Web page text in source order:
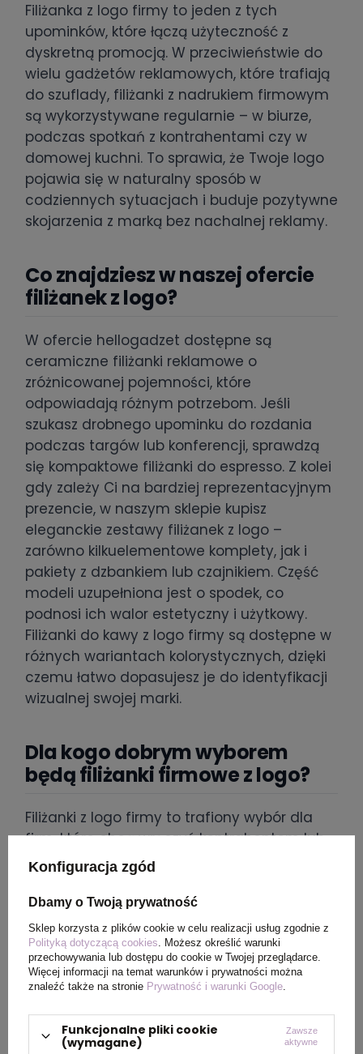
Filiżanka z logo firmy to jeden z tych
upominków, które łączą użyteczność z
dyskretną promocją. W przeciwieństwie do
wielu gadżetów reklamowych, które trafiają
do szuflady, filiżanki z nadrukiem firmowym
są wykorzystywane regularnie – w biurze,
podczas spotkań z kontrahentami czy w
domowej kuchni. To sprawia, że Twoje logo
pojawia się w naturalny sposób w
codziennych sytuacjach i buduje pozytywne
skojarzenia z marką bez nachalnej reklamy.
Co znajdziesz w naszej ofercie
filiżanek z logo?
W ofercie hellogadzet dostępne są
ceramiczne filiżanki reklamowe o
zróżnicowanej pojemności, które
odpowiadają różnym potrzebom. Jeśli
szukasz drobnego upominku do rozdania
podczas targów lub konferencji, sprawdzą
się kompaktowe filiżanki do espresso. Z kolei
gdy zależy Ci na bardziej reprezentacyjnym
prezencie, w naszym sklepie kupisz
eleganckie zestawy filiżanek z logo –
zarówno kilkuelementowe komplety, jak i
pakiety z dzbankiem lub czajnikiem. Część
modeli uzupełniona jest o spodek, co
podnosi ich walor estetyczny i użytkowy.
Filiżanki do kawy z logo firmy są dostępne w
różnych wariantach kolorystycznych, dzięki
czemu łatwo dopasujesz je do identyfikacji
wizualnej swojej marki.
Dla kogo dobrym wyborem
będą filiżanki firmowe z logo?
Filiżanki z logo firmy to trafiony wybór dla
firm, które chcą wręczyć kontrahentom lub
pracownikom elegancki gadżet. Szczególnie
dobrze sprawdzają się w branżach, w
których kultura picia kawy ma duże
znaczenie – gastronomii, hotelarstwie czy
sektorze biurowym. Zestawy filiżanek z logo
mogą posłużyć również jako wyposażenie
sal konferencyjnych lub stref recepcyjnych,
oczach gości i klientów. Filiżanka z własnym
logo wręczona podczas spotkania
Konfiguracja zgód
Dbamy o Twoją prywatność
Sklep korzysta z plików cookie w celu realizacji usług zgodnie z
Polityką dotyczącą cookies . Możesz określić warunki
przechowywania lub dostępu do cookie w Twojej przeglądarce.
Więcej informacji na temat warunków i prywatności można
znaleźć także na stronie Prywatność i warunki Google
Funkcjonalne pliki cookie
(wymagane)
Zawsze
aktywne